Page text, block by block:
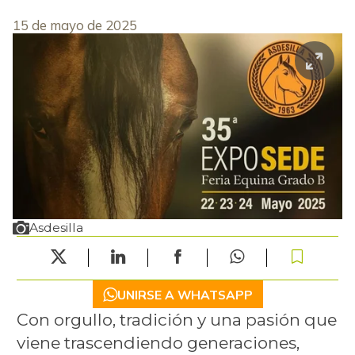
15 de mayo de 2025
Asdesilla
UNIRSE A WHATSAPP
Con orgullo, tradición y una pasión que
viene trascendiendo generaciones,